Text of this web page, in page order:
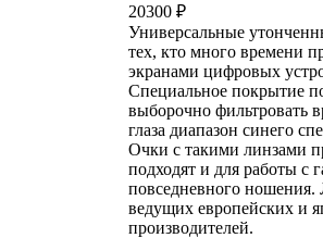
20300 ₽
Универсальные
тех, кто много времени
экранами цифровых
Специальное покрытие
выборочно фильтровать
глаза диапазон синего
Очки с такими линзами
подходят и для работы с
повседневного ношения.
ведущих европейских и
производителей.